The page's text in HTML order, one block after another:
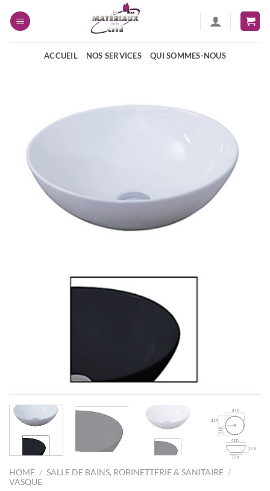
ACCUEIL NOS SERVICES QUI SOMMES-NOUS
HOME / SALLE DE BAINS, ROBINETTERIE & SANITAIRE /
VASQUE